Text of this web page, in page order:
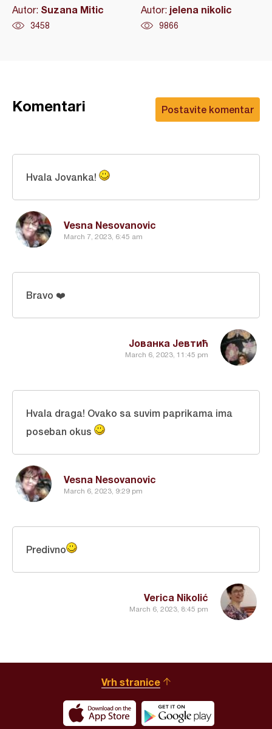
Autor: Suzana Mitic
3458
Autor: jelena nikolic
9866
Postavite komentar
Komentari
Vesna Nesovanovic
March 7, 2023, 6:45 am
Hvala Jovanka!
Јованка Јевтић
March 6, 2023, 11:45 pm
Bravo ❤️
Vesna Nesovanovic
March 6, 2023, 9:29 pm
Hvala draga! Ovako sa suvim paprikama ima
poseban okus
Verica Nikolić
March 6, 2023, 8:45 pm
Predivno
Vrh stranice